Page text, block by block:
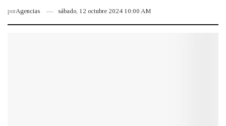
porAgencias sábado, 12 octubre 2024 10:00 AM